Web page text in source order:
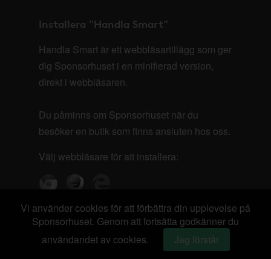
Installera "Handla Smart"
Handla Smart är ett webbläsartillägg som ger
dig Sponsorhuset i en minifierad version,
direkt i webbläsaren.
Du påminns om Sponsorhuset när du
besöker en butik som finns ansluten hos oss.
Välj webbläsare för att installera:
Vi använder cookies för att förbättra din upplevelse på
Sponsorhuset. Genom att fortsätta godkänner du
användandet av cookies.
Jag förstår